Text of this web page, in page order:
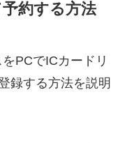
約する方法
PCでICカードリ
録する方法を説明